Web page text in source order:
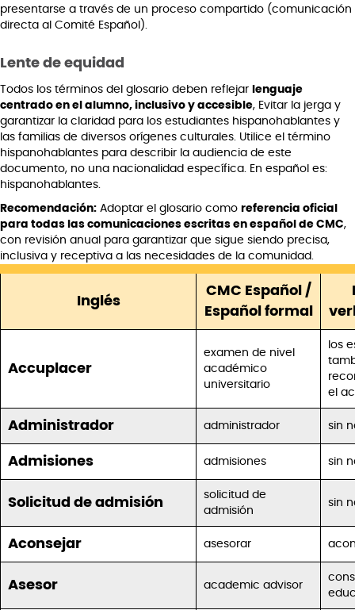
presentarse a través de un proceso compartido (comunicación
directa al Comité Español).
Lente de equidad
Todos los términos del glosario deben reflejar lenguaje
centrado en el alumno, inclusivo y accesible, Evitar la jerga y
garantizar la claridad para los estudiantes hispanohablantes y
las familias de diversos orígenes culturales. Utilice el término
hispanohablantes para describir la audiencia de este
documento, no una nacionalidad específica. En español es:
hispanohablantes.
Recomendación: Adoptar el glosario como referencia oficial
para todas las comunicaciones escritas en español de CMC,
con revisión anual para garantizar que sigue siendo precisa,
inclusiva y receptiva a las necesidades de la comunidad.
Inglés
CMC Español /
Español formal
Accuplacer
examen de nivel
académico
universitario
los
el
Administrador administrador sin
Admisiones admisiones sin
Solicitud de admisión
solicitud de
admisión
sin
Aconsejar asesorar
Asesor academic advisor